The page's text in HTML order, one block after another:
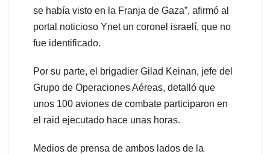
se había visto en la Franja de Gaza”, afirmó al
portal noticioso Ynet un coronel israelí, que no
fue identificado.
Por su parte, el brigadier Gilad Keinan, jefe del
Grupo de Operaciones Aéreas, detalló que
unos 100 aviones de combate participaron en
el raid ejecutado hace unas horas.
Medios de prensa de ambos lados de la